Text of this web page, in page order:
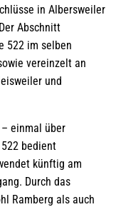
in Albersweiler
Abschnitt
522 im selben
vereinzelt an
und
einmal über
bedient
künftig am
Durch das
Ramberg als auch